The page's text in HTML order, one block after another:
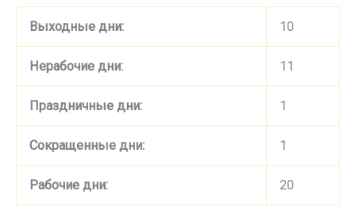
Выходные дни: 10
Нерабочие дни: 11
Праздничные дни: 1
Сокращенные дни: 1
Рабочие дни: 20